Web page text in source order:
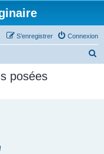
Connexion
S’enregistrer
posées